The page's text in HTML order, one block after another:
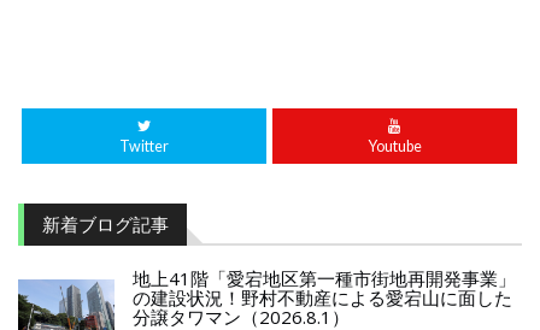
Twitter Youtube
新着ブログ記事
地上41階「愛宕地区第一種市街地再開発事業」
の建設状況！野村不動産による愛宕山に面した
分譲タワマン（2026.8.1）